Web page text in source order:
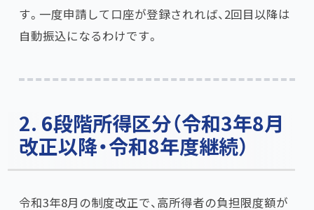
す。一度申請して口座が登録されれば、2回目以降は
自動振込になるわけです。
2. 6段階所得区分（令和3年8月
改正以降・令和8年度継続）
令和3年8月の制度改正で、高所得者の負担限度額が